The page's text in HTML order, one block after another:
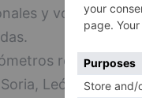
y voluntarios
recorridos
León, La